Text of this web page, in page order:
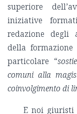
superiore
iniziative
redazione degli
della
particolare “
comuni alla
coinvolgimento di
E noi giuristi